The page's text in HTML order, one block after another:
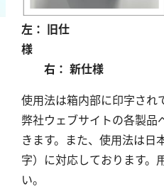
左： 旧仕
右： 新仕様
使用法は箱内部に印字され
弊社ウェブサイトの各製品
きます。また、使用法は日
字）に対応しております。
い。
COD
過マンガン酸カリウム消
硬度
カルシウム
全硬度
マグネシウム